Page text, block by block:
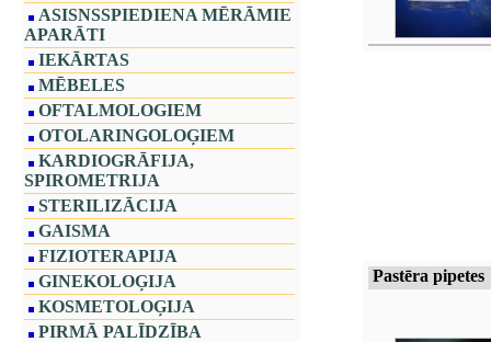
ASISNSSPIEDIENA MĒRĀMIE
APARĀTI
IEKĀRTAS
MĒBELES
OFTALMOLOGIEM
OTOLARINGOLOĢIEM
KARDIOGRĀFIJA,
SPIROMETRIJA
STERILIZĀCIJA
GAISMA
FIZIOTERAPIJA
GINEKOLOĢIJA
KOSMETOLOĢIJA
PIRMĀ PALĪDZĪBA
Pastēra pipetes